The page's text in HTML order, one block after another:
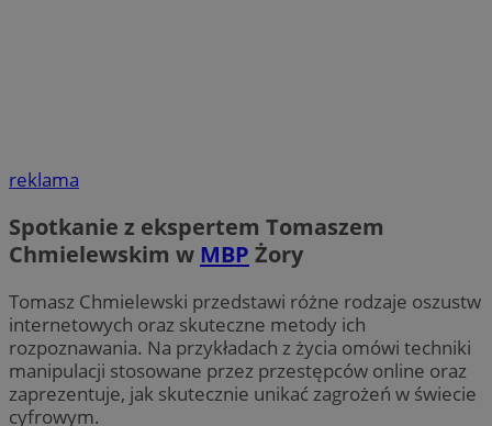
reklama
Spotkanie z ekspertem Tomaszem
Chmielewskim w MBP Żory
Tomasz Chmielewski przedstawi różne rodzaje oszustw
internetowych oraz skuteczne metody ich
rozpoznawania. Na przykładach z życia omówi techniki
manipulacji stosowane przez przestępców online oraz
zaprezentuje, jak skutecznie unikać zagrożeń w świecie
cyfrowym.